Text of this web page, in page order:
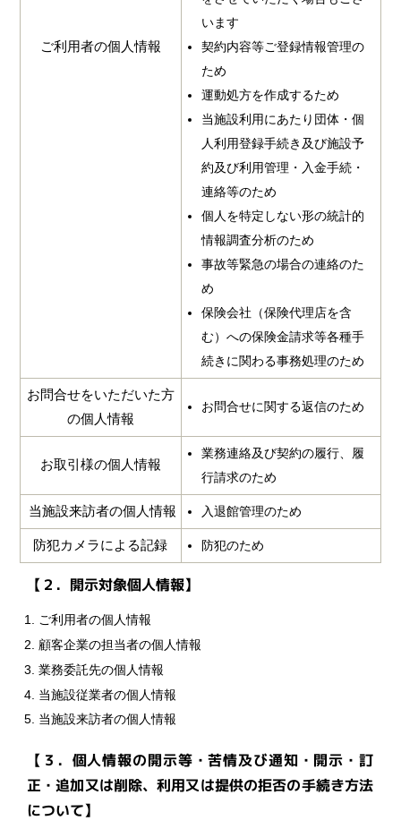
ご利用者の個人情報
います
契約内容等ご登録情報管理の
ため
運動処方を作成するため
当施設利用にあたり団体・個
人利用登録手続き及び施設予
約及び利用管理・入金手続・
連絡等のため
個人を特定しない形の統計的
情報調査分析のため
事故等緊急の場合の連絡のた
め
保険会社（保険代理店を含
む）への保険金請求等各種手
続きに関わる事務処理のため
お問合せをいただいた方
の個人情報
お問合せに関する返信のため
お取引様の個人情報
業務連絡及び契約の履行、履
行請求のため
当施設来訪者の個人情報 入退館管理のため
防犯カメラによる記録 防犯のため
【２．開示対象個人情報】
ご利用者の個人情報
顧客企業の担当者の個人情報
業務委託先の個人情報
当施設従業者の個人情報
当施設来訪者の個人情報
【３．個人情報の開示等・苦情及び通知・開示・訂
正・追加又は削除、利用又は提供の拒否の手続き方法
について】